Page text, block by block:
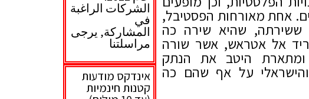
אחת מאורחות הפסטיבל,
ששירתה, שהיא שירה כה
אל אטראש, אשר שורה
היטב את הנתק
והישראלי על אף שהם כה
الشركات الراغبة
في
المشاركة, يرجى
مراسلتنا
אינדקס מודעות
קטנות חינמיות